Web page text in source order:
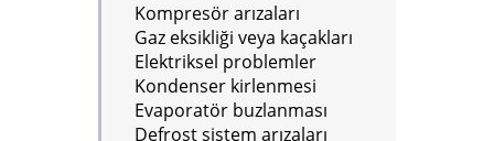
Kompresör arızaları
Gaz eksikliği veya kaçakları
Elektriksel problemler
Kondenser kirlenmesi
Evaporatör buzlanması
Defrost sistem arızaları